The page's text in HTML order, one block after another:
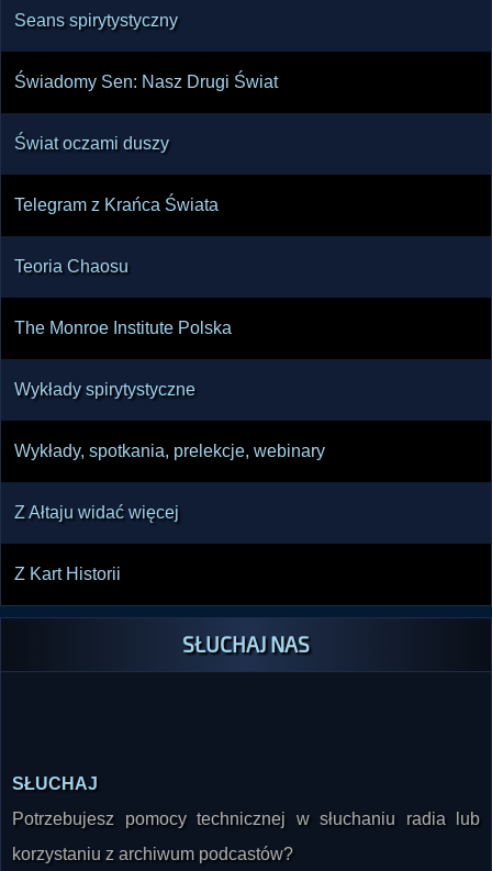
Seans spirytystyczny
Świadomy Sen: Nasz Drugi Świat
Świat oczami duszy
Telegram z Krańca Świata
Teoria Chaosu
The Monroe Institute Polska
Wykłady spirytystyczne
Wykłady, spotkania, prelekcje, webinary
Z Ałtaju widać więcej
Z Kart Historii
SŁUCHAJ NAS
SŁUCHAJ
Potrzebujesz pomocy technicznej w słuchaniu radia lub
korzystaniu z archiwum podcastów?